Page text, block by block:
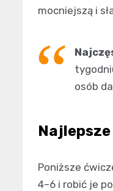
mocniejszą i
osób
Poniższe
4–6 i robić je